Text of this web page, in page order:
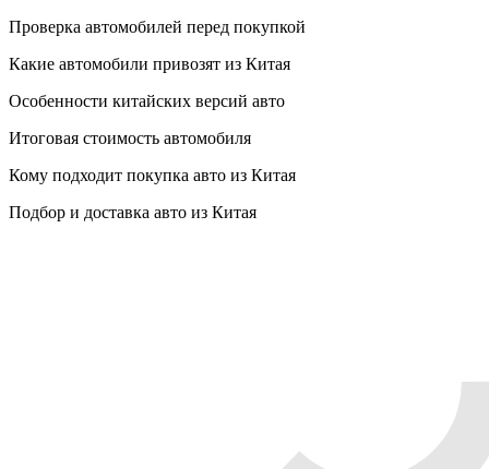
Проверка автомобилей перед покупкой
Какие автомобили привозят из Китая
Особенности китайских версий авто
Итоговая стоимость автомобиля
Кому подходит покупка авто из Китая
Подбор и доставка авто из Китая